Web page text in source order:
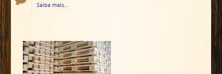
Saiba mais...